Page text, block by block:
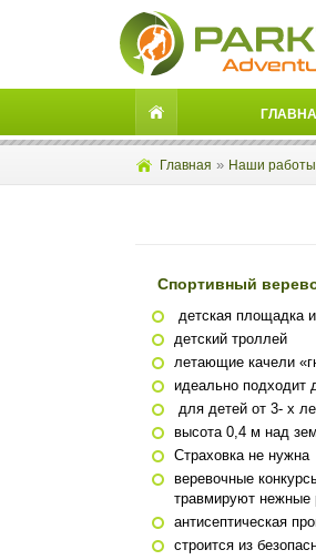
Главная » Наши работы
Спортивный
детская площадка
детский троллей
летающие качели
идеально подходит
для детей от 3- х
высота 0,4 м над
Страховка не нужна
веревочные
травмируют нежные
антисептическая
строится из